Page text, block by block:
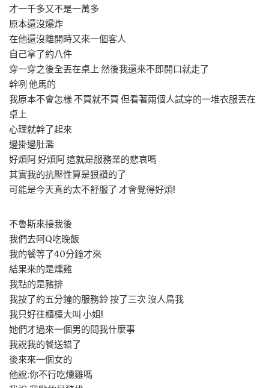
才一千多又不是一萬多
原本還沒爆炸
在他還沒離開時又來一個客人
自己拿了約八件
穿一穿之後全丟在桌上 然後我還來不即開口就走了
幹咧 他馬的
我原本不會怎樣 不買就不買 但看著兩個人試穿的一堆衣服丟在
桌上
心理就幹了起來
邊掛邊肚濫
好煩阿 好煩阿 這就是服務業的悲哀嗎
其實我的抗壓性算是狠讚的了
可能是今天真的太不舒服了 才會覺得好煩!
不魯斯來接我後
我們去阿Q吃晚飯
我的餐等了40分鐘才來
結果來的是燻雞
我點的是豬排
我按了約五分鐘的服務鈴 按了三次 沒人鳥我
我只好往櫃檯大叫 小姐!
她們才過來一個男的問我什麼事
我說我的餐送錯了
後來來一個女的
他說:你不行吃燻雞嗎